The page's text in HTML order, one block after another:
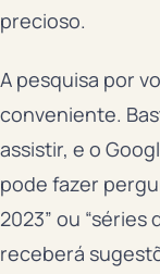
precioso.
A pesquisa por
conveniente.
assistir, e o
pode fazer
2023” ou “séries
receberá